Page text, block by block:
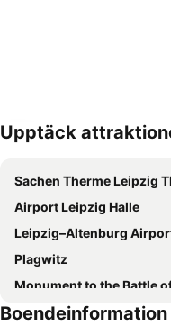
Förstora kartan
Upptäck
Sachen Therme Leipzig Thermal
Airport Leipzig Halle
Leipzig–Altenburg
Plagwitz
Monument to the Battle of the
Hauptbahnhof Leipzig
Boendeinformation